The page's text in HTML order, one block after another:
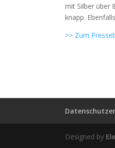
mit Silber über
knapp.
>> Zum
Designed by